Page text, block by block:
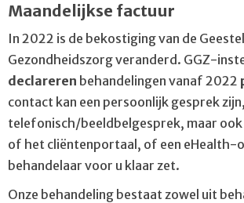
Maandelijkse factuur
In 2022 is de bekostiging van de
Gezondheidszorg veranderd. GGZ-
declareren behandelingen vanaf 2022
contact kan een persoonlijk gesprek
telefonisch/beeldbelgesprek, maar ook
of het cliëntenportaal, of een eHealth-
behandelaar voor u klaar zet.
Onze behandeling bestaat zowel uit